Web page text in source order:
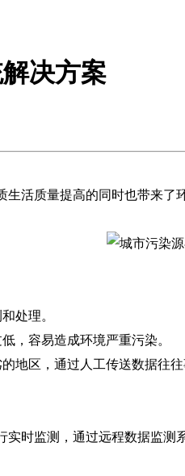
决方案
质量提高的同时也带来了
处理。
，容易造成环境严重污染。
地区，通过人工传送数据往往
监测，通过远程数据监测